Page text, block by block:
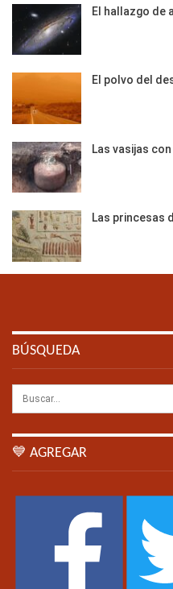
El hallazgo de
El polvo del
Las vasijas
Las princesas
BÚSQUEDA
💙 AGREGAR